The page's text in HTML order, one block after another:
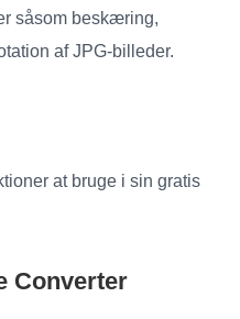
såsom beskæring,
af JPG-billeder.
at bruge i sin gratis
Converter